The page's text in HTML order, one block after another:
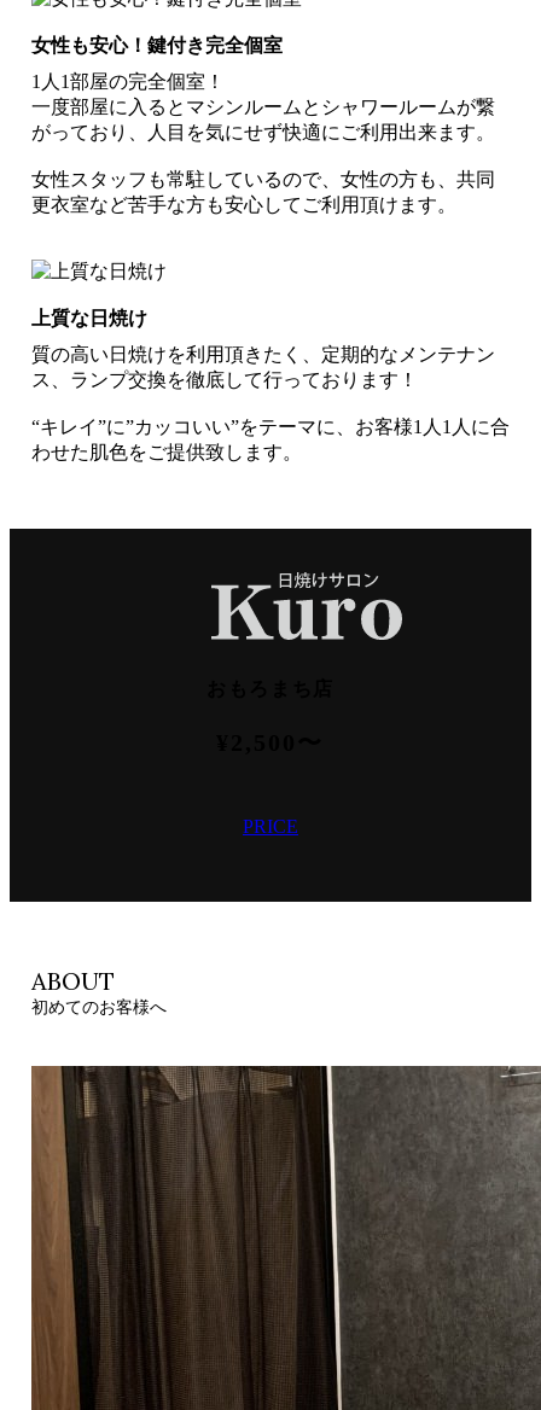
女性も安心！鍵付き完全個室
1人1部屋の完全個室！
一度部屋に入るとマシンルームとシャワールームが繋
がっており、人目を気にせず快適にご利用出来ます。
女性スタッフも常駐しているので、女性の方も、共同
更衣室など苦手な方も安心してご利用頂けます。
上質な日焼け
質の高い日焼けを利用頂きたく、定期的なメンテナン
ス、ランプ交換を徹底して行っております！
“キレイ”に”カッコいい”をテーマに、お客様1人1人に合
わせた肌色をご提供致します。
PRICE
ABOUT
初めてのお客様へ